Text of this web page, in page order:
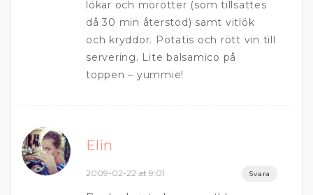
lökar och morötter (som tillsattes
då 30 min återstod) samt vitlök
och kryddor. Potatis och rött vin till
servering. Lite balsamico på
toppen – yummie!
Elin
2009-02-22 at 9:01 Svara